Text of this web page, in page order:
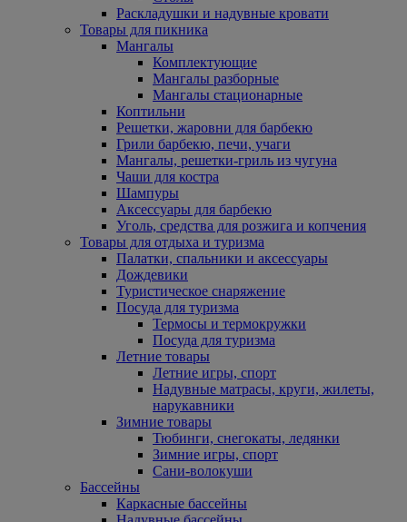
Раскладушки и надувные кровати
Товары для пикника
Мангалы
Комплектующие
Мангалы разборные
Мангалы стационарные
Коптильни
Решетки, жаровни для барбекю
Грили барбекю, печи, учаги
Мангалы, решетки-гриль из чугуна
Чаши для костра
Шампуры
Аксессуары для барбекю
Уголь, средства для розжига и копчения
Товары для отдыха и туризма
Палатки, спальники и аксессуары
Дождевики
Туристическое снаряжение
Посуда для туризма
Термосы и термокружки
Посуда для туризма
Летние товары
Летние игры, спорт
Надувные матрасы, круги, жилеты,
нарукавники
Зимние товары
Тюбинги, снегокаты, ледянки
Зимние игры, спорт
Сани-волокуши
Бассейны
Каркасные бассейны